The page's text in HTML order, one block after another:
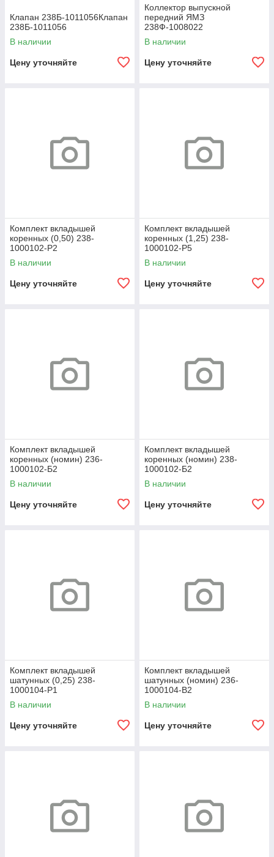
Клапан 238Б-1011056Клапан
238Б-1011056
В наличии
Цену уточняйте
Коллектор выпускной
передний ЯМЗ
238Ф-1008022
В наличии
Цену уточняйте
Комплект вкладышей
коренных (0,50) 238-
1000102-Р2
В наличии
Цену уточняйте
Комплект вкладышей
коренных (1,25) 238-
1000102-Р5
В наличии
Цену уточняйте
Комплект вкладышей
коренных (номин) 236-
1000102-Б2
В наличии
Цену уточняйте
Комплект вкладышей
коренных (номин) 238-
1000102-Б2
В наличии
Цену уточняйте
Комплект вкладышей
шатунных (0,25) 238-
1000104-Р1
В наличии
Цену уточняйте
Комплект вкладышей
шатунных (номин) 236-
1000104-В2
В наличии
Цену уточняйте